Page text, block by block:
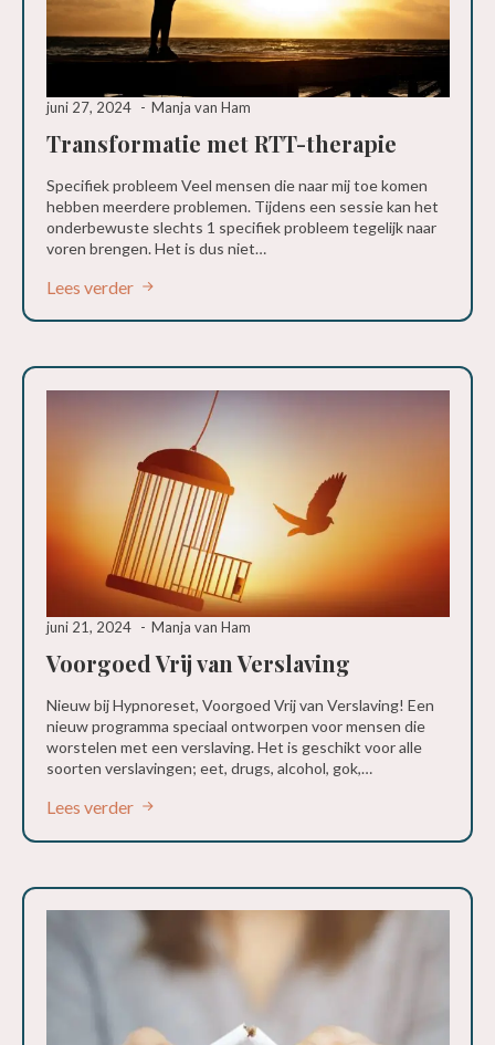
Transformatie met RTT-therapie
juni 27, 2024 Manja van Ham
Specifiek probleem Veel mensen die naar mij toe komen
hebben meerdere problemen. Tijdens een sessie kan het
onderbewuste slechts 1 specifiek probleem tegelijk naar
voren brengen. Het is dus niet…
Lees verder
Voorgoed Vrij van Verslaving
juni 21, 2024 Manja van Ham
Nieuw bij Hypnoreset, Voorgoed Vrij van Verslaving! Een
nieuw programma speciaal ontworpen voor mensen die
worstelen met een verslaving. Het is geschikt voor alle
soorten verslavingen; eet, drugs, alcohol, gok,…
Lees verder